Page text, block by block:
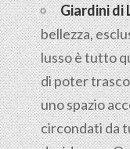
Giardini di
bellezza,
lusso è tutto
di poter
uno spazio
circondati da